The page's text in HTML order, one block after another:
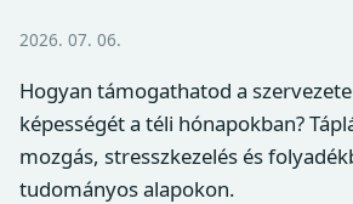
2026. 07. 06.
Hogyan támogathatod a
képességét a téli hónapokban?
mozgás, stresszkezelés és
tudományos alapokon.